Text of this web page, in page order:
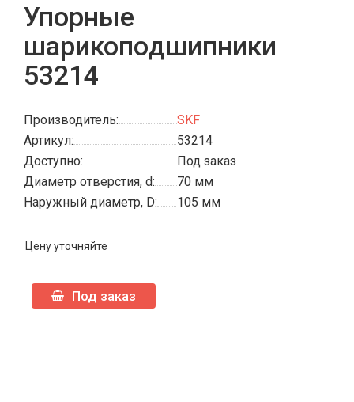
Упорные
шарикоподшипники
53214
Производитель:
SKF
Артикул:
53214
Доступно:
Под заказ
Диаметр отверстия, d:
70 мм
Наружный диаметр, D:
105 мм
Цену уточняйте
Под заказ